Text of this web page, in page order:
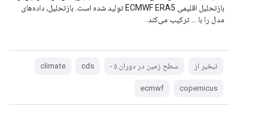
بازتحلیل اقلیمی ECMWF ERA5 تولید شده است. بازتحلیل، داده‌های
مدل را با ... ترکیب می‌کند.
تبخیر از سطح زمین در دوران ۵ - cds
climate
copernicus
ecmwf